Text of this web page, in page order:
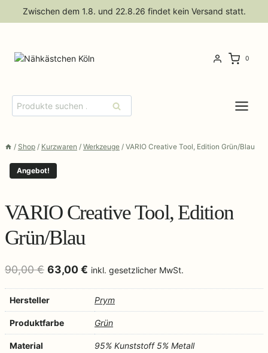
Zwischen dem 1.8. und 22.8.26 findet kein Versand statt.
0
Suchen
nach:
Suchen
/ Shop / Kurzwaren / Werkzeuge / VARIO Creative Tool, Edition Grün/Blau
Angebot!
VARIO Creative Tool, Edition
Grün/Blau
90,00€ Ursprünglicher
Preis
war:
90,00 €
63,00 € Aktueller
Preis
ist:
63,00 €.
inkl. gesetzlicher MwSt.
Hersteller Prym
Produktfarbe Grün
Material 95% Kunststoff 5% Metall